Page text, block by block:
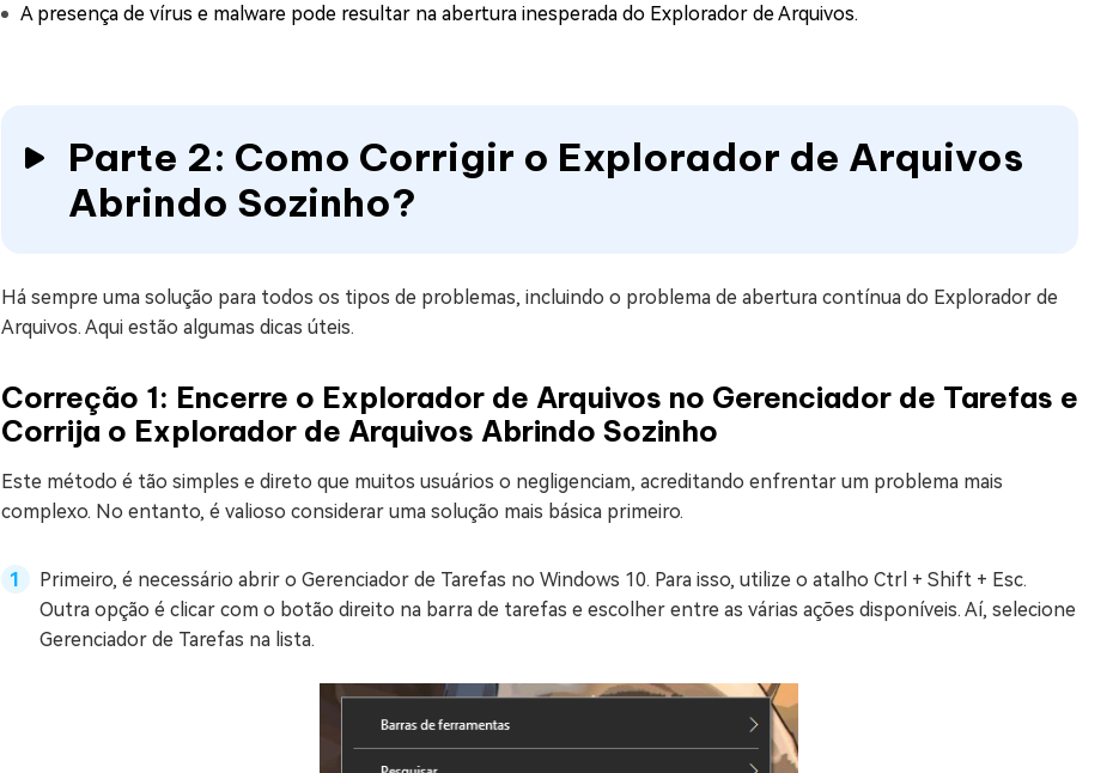
A presença de vírus e malware pode resultar na abertura inesperada do Explorador de Arquivos.
Parte 2: Como Corrigir o Explorador de Arquivos
Abrindo Sozinho?
Há sempre uma solução para todos os tipos de problemas, incluindo o problema de abertura contínua do Explorador de
Arquivos. Aqui estão algumas dicas úteis.
Correção 1: Encerre o Explorador de Arquivos no Gerenciador de Tarefas e
Corrija o Explorador de Arquivos Abrindo Sozinho
Este método é tão simples e direto que muitos usuários o negligenciam, acreditando enfrentar um problema mais
complexo. No entanto, é valioso considerar uma solução mais básica primeiro.
Primeiro, é necessário abrir o Gerenciador de Tarefas no Windows 10. Para isso, utilize o atalho Ctrl + Shift + Esc.
Outra opção é clicar com o botão direito na barra de tarefas e escolher entre as várias ações disponíveis. Aí, selecione
Gerenciador de Tarefas na lista.